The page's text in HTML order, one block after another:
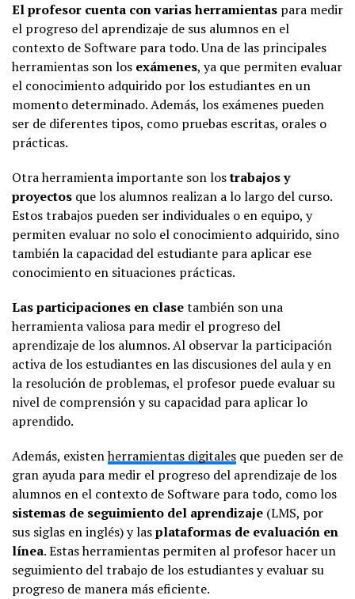
El profesor cuenta con varias herramientas para medir
el progreso del aprendizaje de sus alumnos en el
contexto de Software para todo. Una de las principales
herramientas son los exámenes, ya que permiten evaluar
el conocimiento adquirido por los estudiantes en un
momento determinado. Además, los exámenes pueden
ser de diferentes tipos, como pruebas escritas, orales o
prácticas.
Otra herramienta importante son lostrabajos y
proyectos que los alumnos realizan a lo largo del curso.
Estos trabajos pueden ser individuales o en equipo, y
permiten evaluar no solo el conocimiento adquirido, sino
también la capacidad del estudiante para aplicar ese
conocimiento en situaciones prácticas.
Las participaciones en clasetambién son una
herramienta valiosa para medir el progreso del
aprendizaje de los alumnos. Al observar la participación
activa de los estudiantes en las discusiones del aula y en
la resolución de problemas, el profesor puede evaluar su
nivel de comprensión y su capacidad para aplicar lo
aprendido.
Además, existenherramientas digitales que pueden ser de
gran ayuda para medir el progreso del aprendizaje de los
alumnos en el contexto de Software para todo, como los
sistemas de seguimiento del aprendizaje (LMS, por
sus siglas en inglés) y lasplataformas de evaluación en
línea. Estas herramientas permiten al profesor hacer un
seguimiento del trabajo de los estudiantes y evaluar su
progreso de manera más eficiente.